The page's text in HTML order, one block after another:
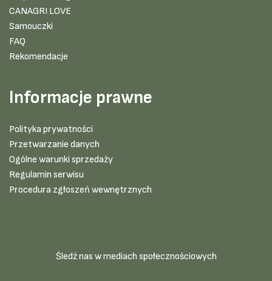
CANAGRI LOVE
Samouczki
FAQ
Rekomendacje
Informacje prawne
Polityka prywatności
Przetwarzanie danych
Ogólne warunki sprzedaży
Regulamin serwisu
Procedura zgłoszeń wewnętrznych
Śledź nas w mediach społecznościowych